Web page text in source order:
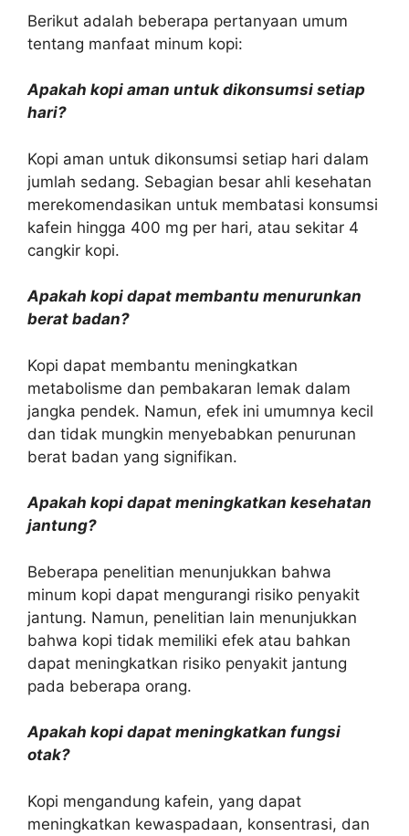
Berikut adalah beberapa pertanyaan umum
tentang manfaat minum kopi:
Apakah kopi aman untuk dikonsumsi setiap
hari?
Kopi aman untuk dikonsumsi setiap hari dalam
jumlah sedang. Sebagian besar ahli kesehatan
merekomendasikan untuk membatasi konsumsi
kafein hingga 400 mg per hari, atau sekitar 4
cangkir kopi.
Apakah kopi dapat membantu menurunkan
berat badan?
Kopi dapat membantu meningkatkan
metabolisme dan pembakaran lemak dalam
jangka pendek. Namun, efek ini umumnya kecil
dan tidak mungkin menyebabkan penurunan
berat badan yang signifikan.
Apakah kopi dapat meningkatkan kesehatan
jantung?
Beberapa penelitian menunjukkan bahwa
minum kopi dapat mengurangi risiko penyakit
jantung. Namun, penelitian lain menunjukkan
bahwa kopi tidak memiliki efek atau bahkan
dapat meningkatkan risiko penyakit jantung
pada beberapa orang.
Apakah kopi dapat meningkatkan fungsi
otak?
Kopi mengandung kafein, yang dapat
meningkatkan kewaspadaan, konsentrasi, dan